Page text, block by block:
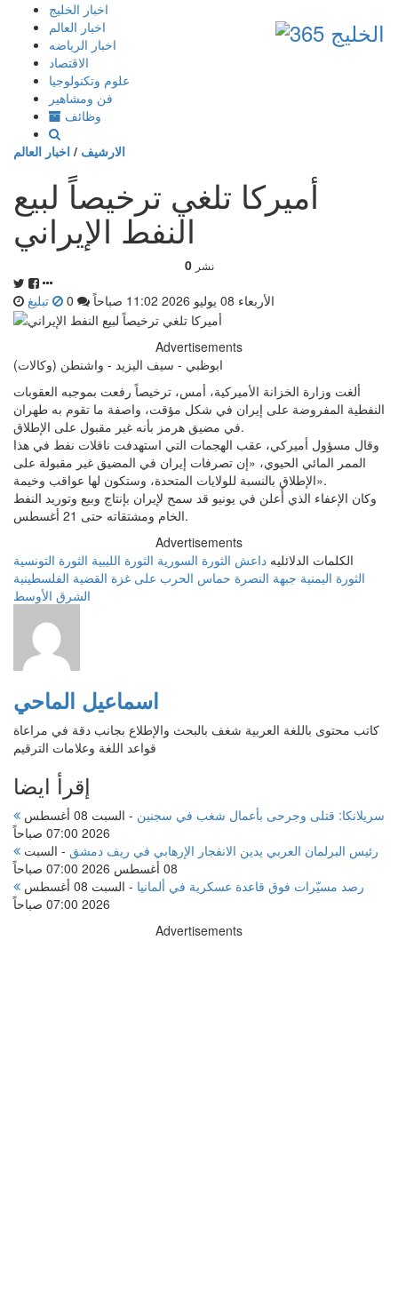
إذهب
المحتوى
اخبار الخليج
اخبار العالم
اخبار الرياضه
الاقتصاد
علوم وتكنولوجيا
فن ومشاهير
وظائف
الارشيف / اخبار العالم
أميركا تلغي ترخيصاً لبيع
النفط الإيراني
0 نشر
الأربعاء 08 يوليو 2026 11:02 صباحاً تبليغ
Advertisements
ابوظبي - سيف اليزيد - واشنطن (وكالات)
ألغت وزارة الخزانة الأميركية، أمس، ترخيصاً رفعت بموجبه العقوبات
النفطية المفروضة على إيران في شكل مؤقت، واصفة ما تقوم به طهران
في مضيق هرمز بأنه غير مقبول على الإطلاق.
وقال مسؤول أميركي، عقب الهجمات التي استهدفت ناقلات نفط في هذا
الممر المائي الحيوي، «إن تصرفات إيران في المضيق غير مقبولة على
الإطلاق بالنسبة للولايات المتحدة، وستكون لها عواقب وخيمة».
وكان الإعفاء الذي أُعلن في يونيو قد سمح لإيران بإنتاج وبيع وتوريد النفط
الخام ومشتقاته حتى 21 أغسطس.
Advertisements
الكلمات الدلائليه داعش الثورة السورية الثورة الليبية الثورة التونسية
الثورة اليمنية جبهة النصرة حماس الحرب على غزة القضية الفلسطينية
الشرق الأوسط
اسماعيل الماحي
كاتب محتوى باللغة العربية شغف بالبحث والإطلاع بجانب دقة في مراعاة
قواعد اللغة وعلامات الترقيم
إقرأ ايضا
سريلانكا: قتلى وجرحى بأعمال شغب في سجنين -
السبت 08 أغسطس
2026 07:00 صباحاً
رئيس البرلمان العربي يدين الانفجار الإرهابي في ريف دمشق - السبت
08 أغسطس 2026 07:00 صباحاً
رصد مسيّرات فوق قاعدة عسكرية في ألمانيا -
السبت 08 أغسطس
2026 07:00 صباحاً
Advertisements